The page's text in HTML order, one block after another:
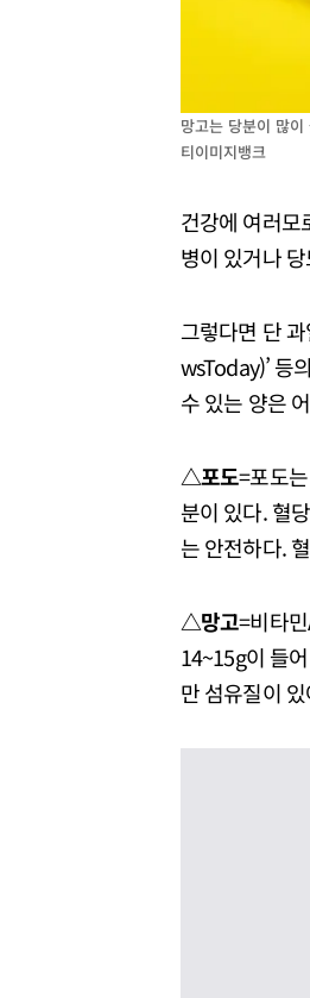
망고는 당분이 많
티이미지뱅크
건강에 여러모
병이 있거나
그렇다면 단
wsToday)’ 등
수 있는 양은
△포도=포도
분이 있다. 혈
는 안전하다.
△망고=비타
14~15g이 들
만 섬유질이